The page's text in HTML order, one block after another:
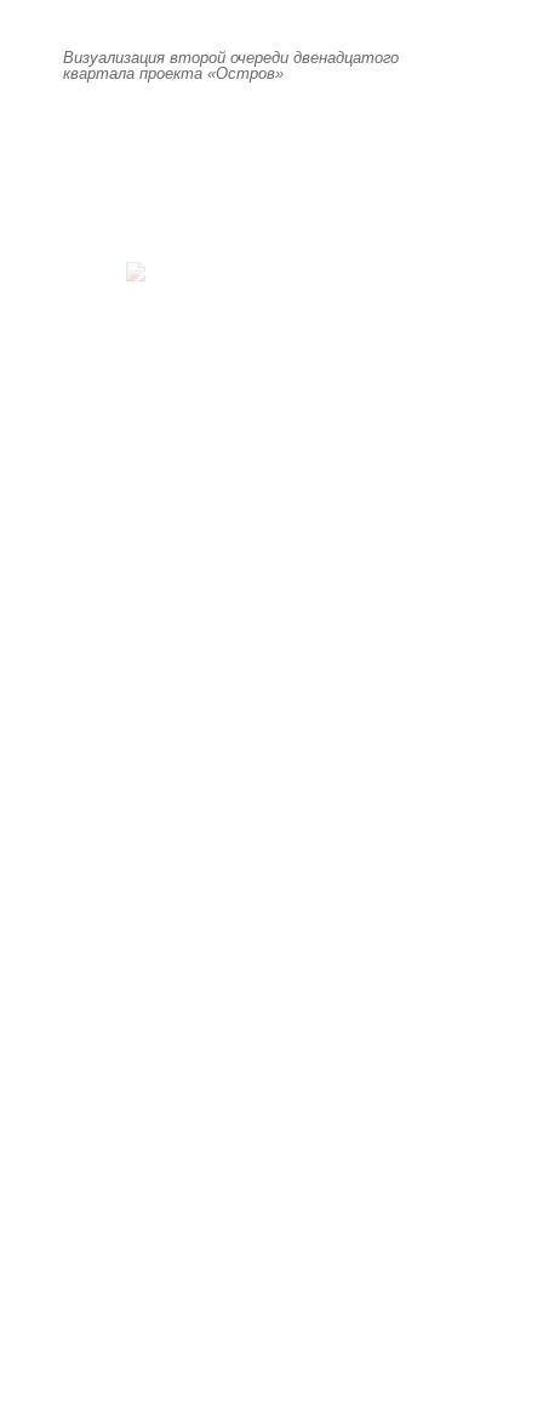
Визуализация второй очереди двенадцатого
квартала проекта «Остров»